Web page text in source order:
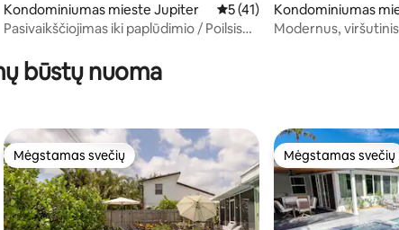
4,87 iš 5, atsiliepimų: 182
Kondominiumas mieste Jupiter Vidutinis įvertinimas: 5 iš 5,
5 (41)
Pasivaikščiojimas iki paplūdimio / Poilsis
Kondominiumas
ter
Modernus,
būstų nuoma
Mėgstamas svečių
Mėgstamas svečių Mėgstamas svečių
Mėgstamas svečių